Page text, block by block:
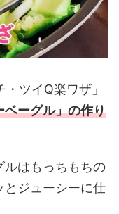
ツイQ楽ワザ」
ベーグル」の作り
ルはもっちもちの
とジューシーに仕